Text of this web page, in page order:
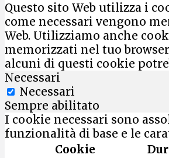
Questo sito Web utilizza i
come necessari vengono
Web. Utilizziamo anche
memorizzati nel tuo
alcuni di questi cookie
Necessari
Necessari
Sempre abilitato
I cookie necessari sono
funzionalità di base e le
Cookie